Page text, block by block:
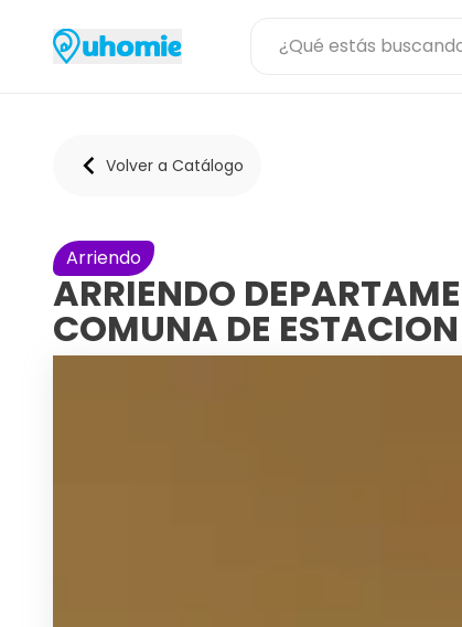
Volver a Catálogo
Arriendo
ARRIENDO
COMUNA DE